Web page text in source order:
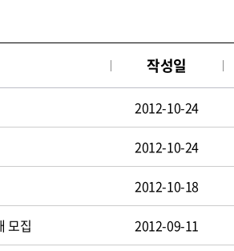
작성일
2012-10-24
2012-10-24
2012-10-18
모집 2012-09-11